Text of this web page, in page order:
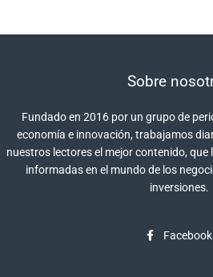
Sobre
Fundado en 2016 por un grupo de
economía e innovación, trabajamos
nuestros lectores el mejor contenido,
informadas en el mundo de los
inversiones.
Facebook